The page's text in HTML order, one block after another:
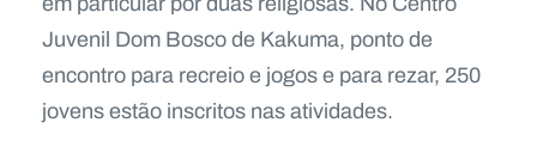
Juvenil Dom Bosco de Kakuma, ponto de
encontro para recreio e jogos e para rezar, 250
jovens estão inscritos nas atividades.